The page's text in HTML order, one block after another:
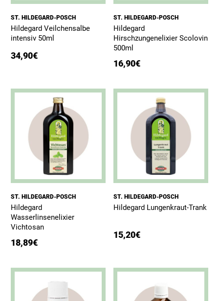
ST. HILDEGARD-POSCH
Hildegard Veilchensalbe
intensiv 50ml
34,90€
ST. HILDEGARD-POSCH
Hildegard
Hirschzungenelixier Scolovin
500ml
16,90€
ST. HILDEGARD-POSCH
Hildegard
Wasserlinsenelixier
Vichtosan
18,89€
ST. HILDEGARD-POSCH
Hildegard Lungenkraut-Trank
15,20€
Dieses Produkt weist mehrere Varianten auf. Die Optionen können auf der Produktseite gewählt werden